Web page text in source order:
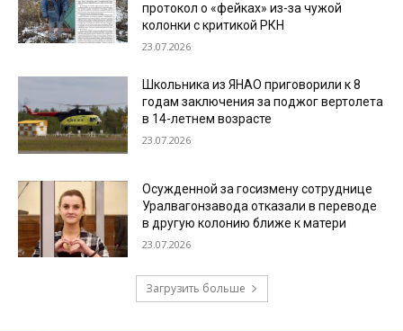
протокол о «фейках» из-за чужой
колонки с критикой РКН
23.07.2026
Школьника из ЯНАО приговорили к 8
годам заключения за поджог вертолета
в 14-летнем возрасте
23.07.2026
Осужденной за госизмену сотруднице
Уралвагонзавода отказали в переводе
в другую колонию ближе к матери
23.07.2026
Загрузить больше